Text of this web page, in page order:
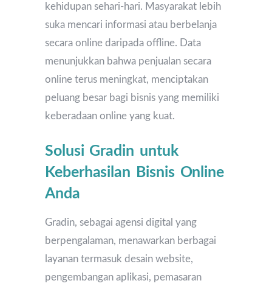
kehidupan sehari-hari. Masyarakat lebih
suka mencari informasi atau berbelanja
secara online daripada offline. Data
menunjukkan bahwa penjualan secara
online terus meningkat, menciptakan
peluang besar bagi bisnis yang memiliki
keberadaan online yang kuat.
Solusi Gradin untuk
Keberhasilan Bisnis Online
Anda
Gradin, sebagai agensi digital yang
berpengalaman, menawarkan berbagai
layanan termasuk desain website,
pengembangan aplikasi, pemasaran